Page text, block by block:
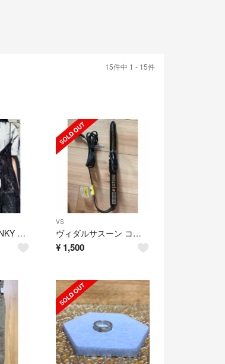
15件中 1 - 15件
AS KNOW AS PINKY アズノゥアズピンキー 品よく彩るレースキャミ
VS
ヴィダルサスーン コテ Vidal Sassoon VSI-3231/NKJ
¥ 1,500